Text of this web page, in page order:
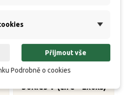
boilies V (čiré - 2x6ks)
Přijmout vše
Podrobně o cookies